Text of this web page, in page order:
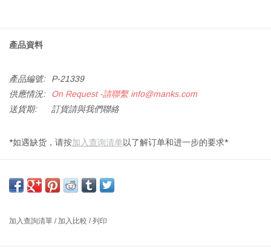
產品資料
產品編號:
P-21339
供應情況:
On Request -請聯繫info@manks.com
送貨期:
訂貨請與我們聯絡
*如遇缺货，请按加入查询清单以了解订单和进一步的要求*
尺寸: 闊58 X 深32.8 X 高170 厘米
URBANCRAFT是由设计师李希米主理，意在寻找世界范围内不同地
加入查詢清單 / 加入比較 /列印